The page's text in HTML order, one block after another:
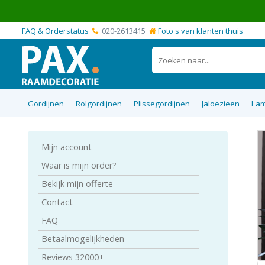
FAQ & Orderstatus
020-2613415 Foto's van klanten thuis
Gordijnen
Blackout verduisterende gordijnen
Rolgordijnen
Rolgordijnen op maat
Plissegordijnen
Plissegordijnen op maat
Jaloezieen
Aluminium Jaloezieen
Vouwgordijnen op maat
Top 5 best verkochte raamdecoratie
producten zonder boren
Mijn account
Waar is mijn order?
Bekijk mijn offerte
Contact
FAQ
Betaalmogelijkheden
Reviews 32000+